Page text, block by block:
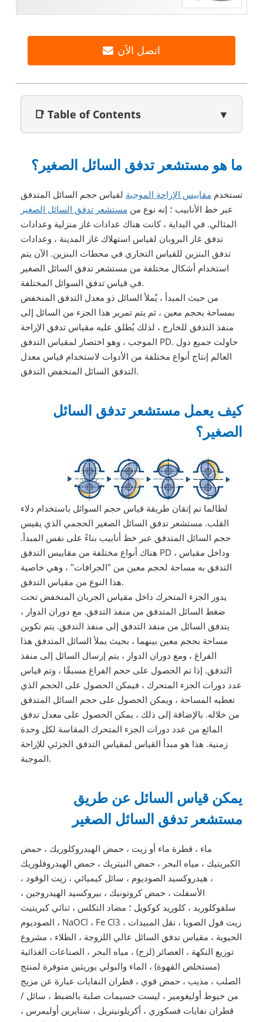
اتصل الآن
📑 Table of Contents ▼
ما هو مستشعر تدفق السائل الصغير؟
تستخدم مقاييس الإزاحة الموجبة لقياس حجم السائل المتدفق
عبر خط الأنابيب ؛ إنه نوع من مستشعر تدفق السائل الصغير
المثالي. في البداية ، كانت هناك عدادات غاز منزلية وعدادات
تدفق غاز البروبان لقياس استهلاك غاز المدينة ، وعدادات
تدفق البنزين للقياس التجاري في محطات البنزين. الآن يتم
استخدام أشكال مختلفة من مستشعر تدفق السائل الصغير
في قياس تدفق السوائل المختلفة.
من حيث المبدأ ، يُملأ السائل ذو معدل التدفق المنخفض
بمساحة بحجم معين ، ثم يتم تمرير هذا الجزء من السائل إلى
منفذ التدفق للخارج ، لذلك يُطلق عليه مقياس تدفق الإزاحة
الموجب ، وهو اختصار لمقياس التدفق PD. حاولت جميع دول
العالم إنتاج أنواع مختلفة من الأدوات لاستخدام قياس معدل
التدفق السائل المنخفض التدفق.
كيف يعمل مستشعر تدفق السائل
الصغير؟
لطالما تم إتقان طريقة قياس حجم السوائل باستخدام دلاء
القلب. مستشعر تدفق السائل الصغير الحجمي الذي يقيس
حجم السائل المتدفق عبر خط أنابيب بناءً على نفس المبدأ.
هناك أنواع مختلفة من مقاييس التدفق PD ، وداخل مقياس
التدفق به مساحة لحجم معين من "الجرافات" ، وهي خاصية
هذا النوع من مقياس التدفق.
يدور الجزء المتحرك داخل مقياس الجريان المنخفض تحت
ضغط السائل المتدفق من منفذ التدفق. مع دوران الدوار ،
يتدفق السائل من منفذ التدفق إلى منفذ التدفق. يتم تكوين
مساحة بحجم معين بينهما ، بحيث يملأ السائل المتدفق هذا
الفراغ ، ومع دوران الدوار ، يتم إرسال السائل إلى منفذ
التدفق. إذا تم الحصول على حجم الفراغ مسبقًا ، وتم قياس
عدد دورات الجزء المتحرك ، فيمكن الحصول على الحجم الذي
تعطيه المساحة ، ويمكن الحصول على حجم السائل المتدفق
من خلاله. بالإضافة إلى ذلك ، يمكن الحصول على معدل تدفق
المائع من عدد دورات الجزء المتحرك المقاسة لكل وحدة
زمنية. هذا هو مبدأ القياس لمقياس التدفق الجزئي للإزاحة
الموجبة.
يمكن قياس السائل عن طريق
مستشعر تدفق السائل الصغير
ماء ، قطرة ماء أو زيت ، حمض الهيدروكلوريك ، حمض
الكبريتيك ، مياه البحر ، حمض النيتريك ، حمض الهيدروفلوريك
، هيدروكسيد الصوديوم ، سائل كيميائي ، زيت الوقود ،
الأسفلت ، حمض كروتونيك ، بيروكسيد الهيدروجين ،
سلفوكلوريد ، كلوريد كوكويل ؛ مضاد التكلس ، ثنائي كبريتيت
الصوديوم ، NaOCl ، Fe Cl3 ، زيت فول الصويا ، نقل المبيدات
الحيوية ، مقياس تدفق السائل عالي اللزوجة ، الطلاء ، مشروع
توزيع النكهة ، العصائر (لزج) ، مياه البحر ، الصناعات الغذائية
(مستخلص القهوة) ، الماء والبولي يوريثين متوفرة لمنتج
الصلب ، مذيب ، حمض قوي ، قطران النفايات عبارة عن مزيج
من خيوط أوليغومير ، ليست جسيمات صلبة بالضبط ، سائل /
قطران نفايات فسكوزي ، أكريلونيتريل ، ستايرين أوليمرس ،